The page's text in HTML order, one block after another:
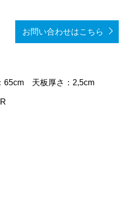
お問い合わせはこちら
天板厚さ：2,5cm